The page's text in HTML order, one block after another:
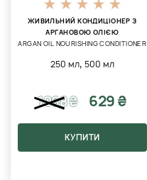
ЖИВИЛЬНИЙ КОНДИЦІОНЕР З
АРГАНОВОЮ ОЛІЄЮ
ARGAN OIL NOURISHING CONDITIONER
250 мл, 500 мл
1068₴ 629 ₴
КУПИТИ